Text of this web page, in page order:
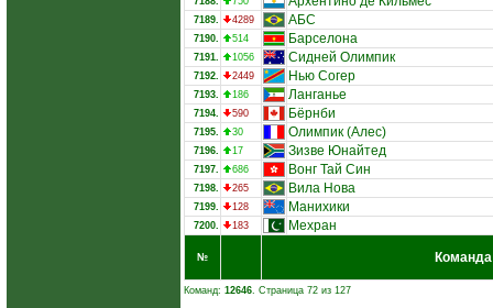
7189. 4289 АБС
7190. 514 Барселона
7191. 1056 Сидней Олимпик
7192. 2449 Нью Согер
7193. 186 Ланганье
7194. 590 Бёрнби
7195. 30 Олимпик (Алес)
7196. 17 Зизве Юнайтед
7197. 686 Вонг Тай Син
7198. 265 Вила Нова
7199. 128 Манихики
7200. 183 Мехран
№ Команда
Команд: 12646. Страница 72 из 127